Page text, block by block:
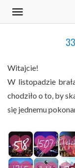
Witajcie!
W listopadzie
chodziło o to, by
się jednemu